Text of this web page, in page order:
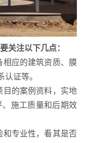
关注以下几点：
相应的建筑资质、膜
证等。
目的案例资料，实地
施工质量和后期效
专业性，看其是否